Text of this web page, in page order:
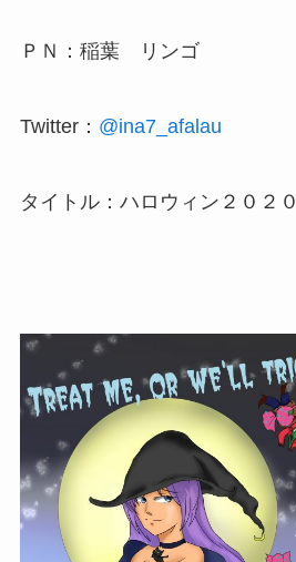
ＰＮ：稲葉 リンゴ
Twitter： @ina7_afalau
タイトル：ハロウィン２０２０